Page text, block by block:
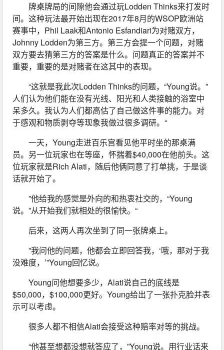
牌桌牌局的间隙他会通过玩Lodden Thinks来打发时
间。这种玩法最开始出现在2017年8月的WSOP欧洲站
赛事中，Phil Laak和Antonio Esfandiari为对赌双方，
Johnny Lodden为第三方。第三方会提一个问题，对赌
双方要去猜第三方的答案是什么。问题真正的答案并不
重要，重要的是对赌者在这其中的表现。
“这就是我此次Lodden Thinks的问题，“Young说。”
人们认为他们能在没有光线、阳光和人类接触的浴室中
呆多久。我认为人们都高估了自己做这件事的能力。对
于感观和物质剥夺等现象我做过很多调研。“
一天，Young走进百乐宫看见他平时坐的那桌满
员。另一位玩家也在等座，怀揣着$40,000在他前头。这
位玩家就是Rich Alati，随后他俩同意了打单挑，于是谈
话就开始了。
”他给我的感觉是外向的和热衷社交的，“Young
说。”从开始我们就相处的很愉快。“
后来，这两人再次坐到了同一张牌桌上。
”我问他的问题，他都会立即回答我，‘哦，那对于我
没难度，’”Young回忆说。
Young问他想要多少，Alati说自己的底线是
$50,000，$100,000更好。Young给出了一张扑克脸并表
示可以考虑。
很多人都不相信Alati会接受这种赔率对等的挑战。
“他甚至想都没想就答应了，”Young说。用行业话来